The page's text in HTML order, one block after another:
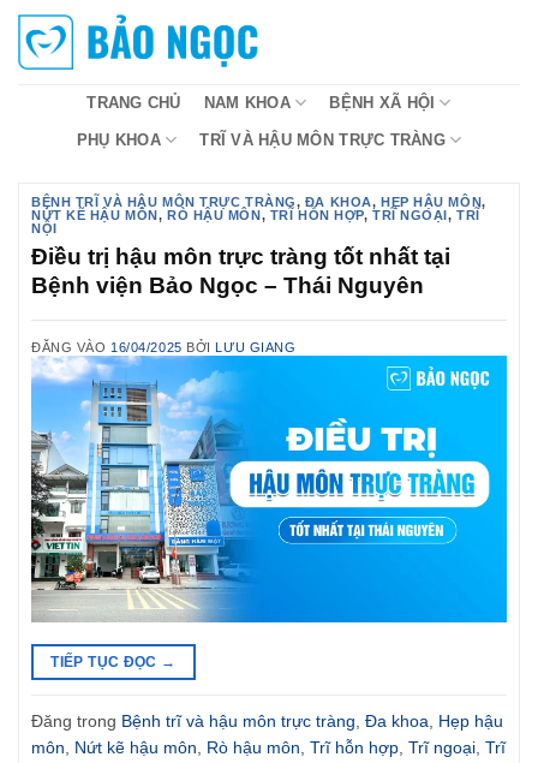
Bỏ
qua
nội
TRANG CHỦ NAM KHOA BỆNH XÃ HỘI
PHỤ KHOA TRĨ VÀ HẬU MÔN TRỰC TRÀNG
BỆNH TRĨ VÀ HẬU MÔN TRỰC TRÀNG, ĐA KHOA, HẸP HẬU MÔN,
NỨT KẼ HẬU MÔN, RÒ HẬU MÔN, TRĨ HỖN HỢP, TRĨ NGOẠI,TRĨ
NỘI
Điều trị hậu môn trực tràng tốt nhất tại
Bệnh viện Bảo Ngọc – Thái Nguyên
ĐĂNG VÀO 16/04/2025 BỞILƯU GIANG
TIẾP TỤC ĐỌC →
Đăng trong Bệnh trĩ và hậu môn trực tràng, Đa khoa, Hẹp hậu
môn, Nứt kẽ hậu môn, Rò hậu môn, Trĩ hỗn hợp, Trĩ ngoại, Trĩ